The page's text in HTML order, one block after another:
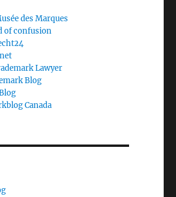
des Marques
of confusion
Lawyer
Blog
Canada